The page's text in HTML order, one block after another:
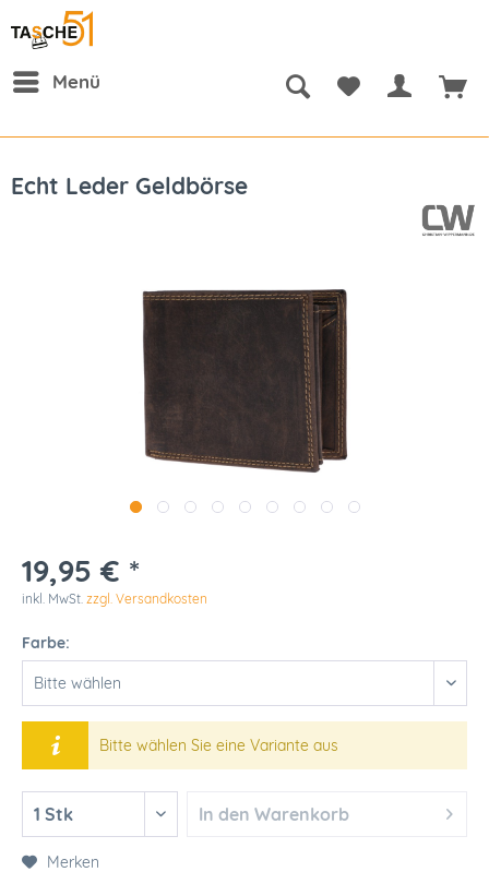
Menü
Echt Leder Geldbörse
19,95 € *
inkl. MwSt. zzgl. Versandkosten
Farbe:
Bitte wählen Sie eine Variante aus
In den Warenkorb
Merken